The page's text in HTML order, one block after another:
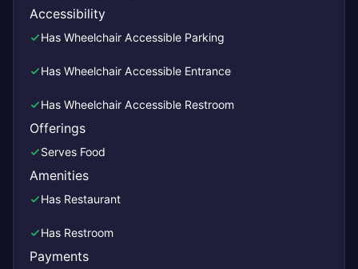
Accessibility
Has Wheelchair Accessible Parking
Has Wheelchair Accessible Entrance
Has Wheelchair Accessible Restroom
Offerings
Serves Food
Amenities
Has Restaurant
Has Restroom
Payments